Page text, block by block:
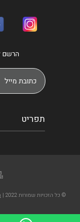
הרשם
תפריט
© כל הזכויות שמורות 2022 |